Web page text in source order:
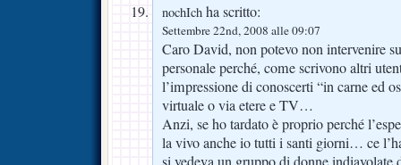
nochIch ha scritto:
Settembre 22nd, 2008 alle 09:07
Caro David, non potevo non intervenire
personale perché, come scrivono altri
l’impressione di conoscerti “in carne ed
virtuale o via etere e TV…
Anzi, se ho tardato è proprio perché
la vivo anche io tutti i santi giorni… ce